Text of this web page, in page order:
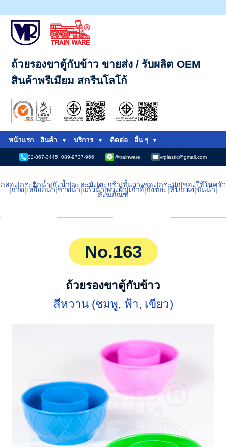
ถ้วยรองขาตู้กับข้าว ขายส่ง / รับผลิต OEM
สินค้าพรีเมียม สกรีนโลโก้
หน้าแรก สินค้า บริการ ติดต่อ อื่น ๆ
02-867-3445, 089-9737-966 @trainware vrplastic@gmail.com
กล่อง|กระติกน้ำ|ถังน้ำ|กะละมัง|ตะกร้า|ชั้นวางของ|กระปุก|ของใช้ในครัว
|ถาด|เหยือกน้ำ|ขวดน้ำ|แก้วน้ำ|พวงผ้า|เก้าอี้|ถังขยะ|ที่โกยผง|ขันน้ำ|
สังฆภัณฑ์
No.163
ถ้วยรองขาตู้กับข้าว
สีหวาน (ชมพู, ฟ้า, เขียว)